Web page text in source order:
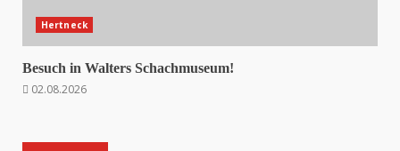
Hertneck
Besuch in Walters Schachmuseum!
02.08.2026